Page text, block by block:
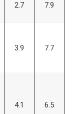
2.7 7.9
3.9 7.7
4.1 6.5